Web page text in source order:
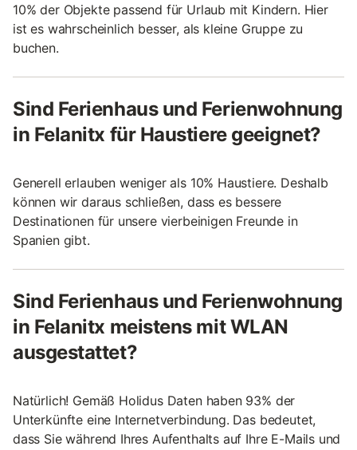
10% der Objekte passend für Urlaub mit Kindern. Hier
ist es wahrscheinlich besser, als kleine Gruppe zu
buchen.
Sind Ferienhaus und Ferienwohnung
in Felanitx für Haustiere geeignet?
Generell erlauben weniger als 10% Haustiere. Deshalb
können wir daraus schließen, dass es bessere
Destinationen für unsere vierbeinigen Freunde in
Spanien gibt.
Sind Ferienhaus und Ferienwohnung
in Felanitx meistens mit WLAN
ausgestattet?
Natürlich! Gemäß Holidus Daten haben 93% der
Unterkünfte eine Internetverbindung. Das bedeutet,
dass Sie während Ihres Aufenthalts auf Ihre E-Mails und